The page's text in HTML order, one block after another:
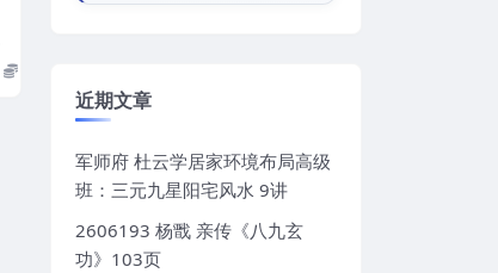
近期文章
军师府 杜云学居家环境布局高级
班：三元九星阳宅风水 9讲
2606193 杨戬 亲传《八九玄
功》103页